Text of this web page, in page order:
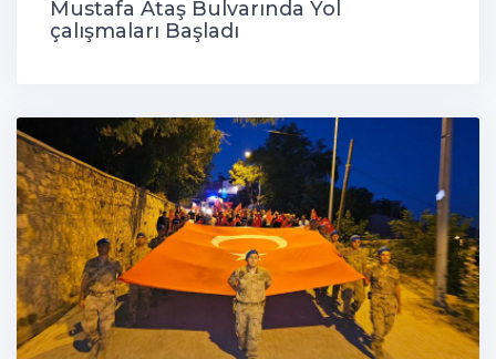
Mustafa Ataş Bulvarında Yol
çalışmaları Başladı